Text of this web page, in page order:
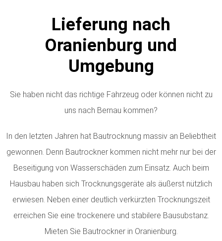
Lieferung nach
Oranienburg und
Umgebung
Sie haben nicht das richtige Fahrzeug oder können nicht zu
uns nach Bernau kommen?
In den letzten Jahren hat Bautrocknung massiv an Beliebtheit
gewonnen. Denn Bautrockner kommen nicht mehr nur bei der
Beseitigung von Wasserschäden zum Einsatz. Auch beim
Hausbau haben sich Trocknungsgeräte als äußerst nützlich
erwiesen. Neben einer deutlich verkürzten Trocknungszeit
erreichen Sie eine trockenere und stabilere Bausubstanz.
Mieten Sie Bautrockner in Oranienburg.